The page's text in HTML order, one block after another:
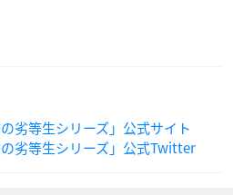
劣等生シリーズ」公式サイト
劣等生シリーズ」公式Twitter